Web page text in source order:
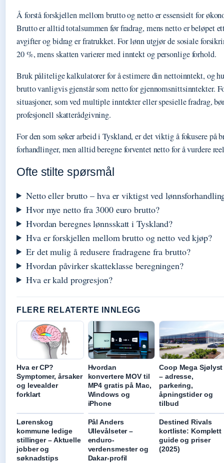
Å forstå forskjellen mellom brutto og netto er essensielt for
Brutto er alltid totalsummen før fradrag, mens netto er beløpet
avgifter og bidrag er fratrukket. For lønn utgjør de sosiale
20 %, mens skatten varierer med inntekt og personlige forhold.
Bruk pålitelige kalkulatorer for å estimere din nettoinntekt, og
brutto vanligvis gjenstår som netto for gjennomsnittsinntekter.
situasjoner, som ved multiple inntekter eller spesielle fradrag,
profesjonell skatterådgivning.
For den som søker arbeid i Tyskland, er det viktig å fokusere på
forhandlinger, men alltid beregne forventet netto for å vurdere
Ofte stilte spørsmål
Netto eller brutto – hva er viktigst ved
Hvor mye netto fra 3000 euro brutto?
Hvordan beregnes lønnsskatt i Tyskland?
Hva er forskjellen mellom brutto og netto ved kjøp?
Er det mulig å redusere fradragene fra brutto?
Hvordan påvirker skatteklasse beregningen?
Hva er kald progresjon?
FLERE RELATERTE INNLEGG
Hva er CP?
Symptomer, årsaker
og levealder
forklart
Hvordan
konvertere MOV til
MP4 gratis på Mac,
Windows og
iPhone
Coop Mega Sjølyst
– adresse,
parkering,
åpningstider og
tilbud
Lørenskog
kommune ledige
stillinger – Aktuelle
jobber og
søknadstips
Pål Anders
Ullevålseter –
enduro-
verdensmester og
Dakar-profil
Destined Rivals
kortliste: Komplett
guide og priser
(2025)